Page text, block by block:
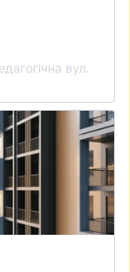
вул.
for ЖК Кімолос